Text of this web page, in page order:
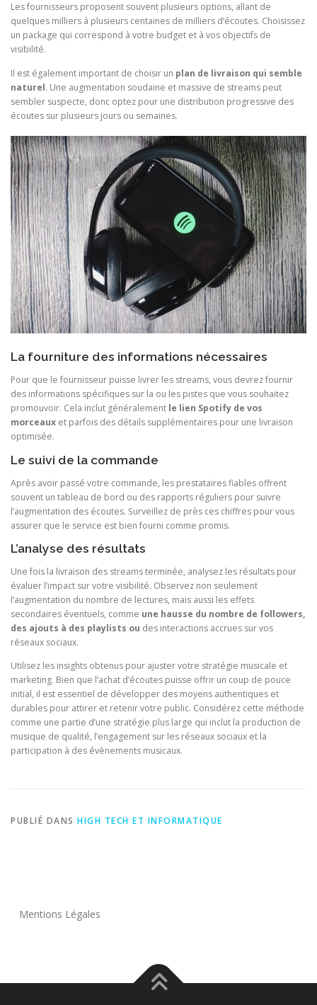
Les fournisseurs proposent souvent plusieurs options, allant de
quelques milliers à plusieurs centaines de milliers d’écoutes. Choisissez
un package qui correspond à votre budget et à vos objectifs de
visibilité.
Il est également important de choisir un plan de livraison qui semble
naturel. Une augmentation soudaine et massive de streams peut
sembler suspecte, donc optez pour une distribution progressive des
écoutes sur plusieurs jours ou semaines.
La fourniture des informations nécessaires
Pour que le fournisseur puisse livrer les streams, vous devrez fournir
des informations spécifiques sur la ou les pistes que vous souhaitez
promouvoir. Cela inclut généralement le lien Spotify de vos
morceaux et parfois des détails supplémentaires pour une livraison
optimisée.
Le suivi de la commande
Après avoir passé votre commande, les prestataires fiables offrent
souvent un tableau de bord ou des rapports réguliers pour suivre
l’augmentation des écoutes. Surveillez de près ces chiffres pour vous
assurer que le service est bien fourni comme promis.
L’analyse des résultats
Une fois la livraison des streams terminée, analysez les résultats pour
évaluer l’impact sur votre visibilité. Observez non seulement
l’augmentation du nombre de lectures, mais aussi les effets
secondaires éventuels, comme une hausse du nombre de followers,
des ajouts à des playlists ou des interactions accrues sur vos
réseaux sociaux.
Utilisez les insights obtenus pour ajuster votre stratégie musicale et
marketing. Bien que l’achat d’écoutes puisse offrir un coup de pouce
initial, il est essentiel de développer des moyens authentiques et
durables pour attirer et retenir votre public. Considérez cette méthode
comme une partie d’une stratégie plus large qui inclut la production de
musique de qualité, l’engagement sur les réseaux sociaux et la
participation à des évènements musicaux.
PUBLIÉ DANS HIGH TECH ET INFORMATIQUE
Mentions Légales